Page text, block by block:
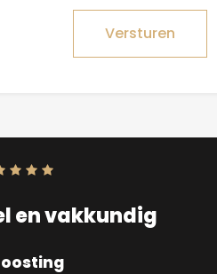
Versturen
10
en vakkundig